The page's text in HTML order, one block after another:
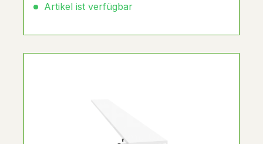
Artikel ist verfügbar